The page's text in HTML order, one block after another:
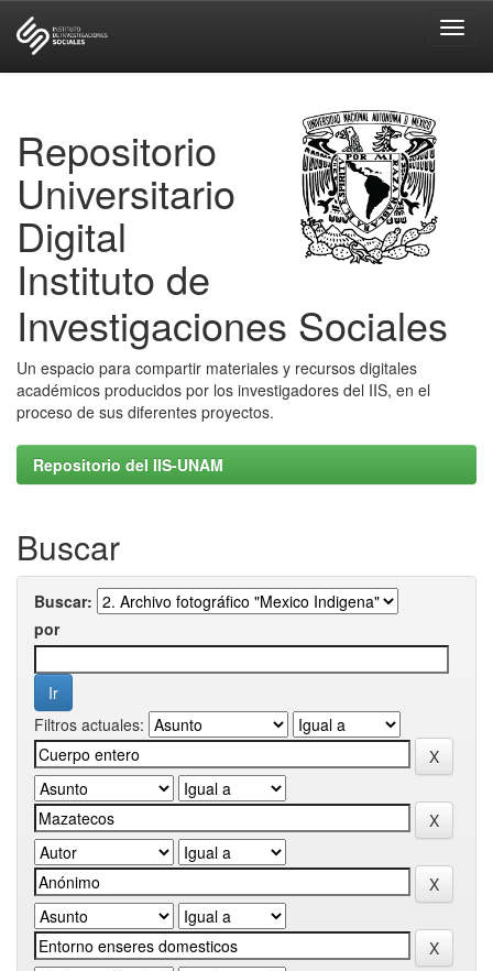
Repositorio
Universitario
Digital
Instituto de
Investigaciones Sociales
Un espacio para compartir materiales y recursos digitales
académicos producidos por los investigadores del IIS, en el
proceso de sus diferentes proyectos.
Repositorio del IIS-UNAM
Buscar
Buscar:
por
Filtros actuales: